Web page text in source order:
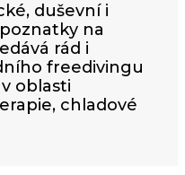
duševní i
na
rád i
freedivingu
oblasti
chladové